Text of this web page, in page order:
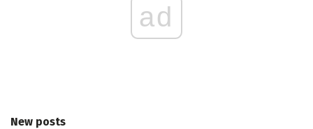
ad
New posts